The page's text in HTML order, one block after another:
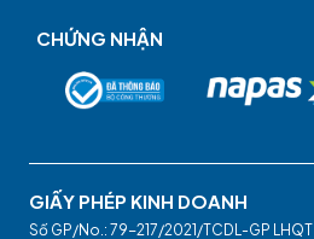
CHỨNG NHẬN
GIẤY PHÉP KINH DOANH
Số GP/No.: 79-217/2021/TCDL-GP LHQT